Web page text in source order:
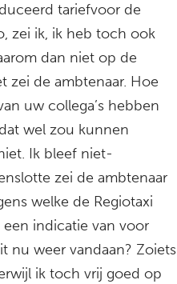
tariefvoor de
zei ik, ik heb toch ook
dan niet op de
zei de ambtenaar. Hoe
uw collega’s hebben
wel zou kunnen
Ik bleef niet-
zei de ambtenaar
welke de Regiotaxi
indicatie van voor
nu weer vandaan? Zoiets
ik toch vrij goed op